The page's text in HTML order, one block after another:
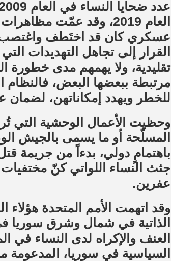
العام 2019، وقد عمّت
عسكري كان قد اختَطف واغتصب
القرار إلى تجاهل التهديدات
تقليدية، ولا يهمهم مدى خطورة
مرتبطة ببعضها البعض،
للخطر ويهدد إمكاناتهن،
وحظيت الأعمال الوحشية التي
المسلّحة أو ما يسمى بالجيش
باهتمامٍ دولي، بدءاً من جريمة
جثث النساء اللواتي كنّ
عفرين.
وقد اتهمت الأمم المتحدة هؤلاء
الذاتية في شمال وشرق سوريا
العنف والإكراه لدى النساء في
السياسية في سوريا، المدعومة